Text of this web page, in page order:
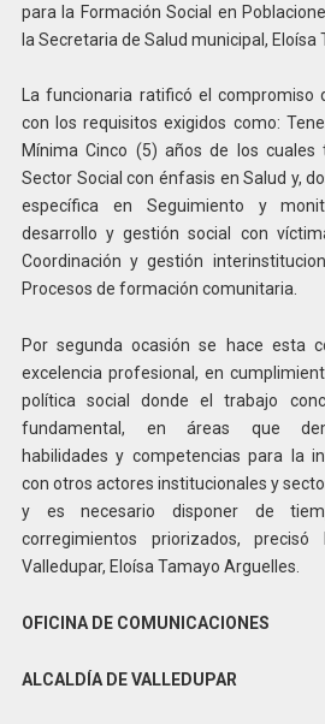
para la Formación Social en
la Secretaria de Salud municipal, Eloísa
La funcionaria ratificó el compromiso
con los requisitos exigidos como:
Mínima Cinco (5) años de los
Sector Social con énfasis en Salud y,
específica en Seguimiento y
desarrollo y gestión social con
Coordinación y gestión
Procesos de formación comunitaria.
Por segunda ocasión se hace esta
excelencia profesional, en
política social donde el trabajo
fundamental, en áreas que
habilidades y competencias para la
con otros actores institucionales y
y es necesario disponer de
corregimientos priorizados,
Valledupar, Eloísa Tamayo Arguelles.
OFICINA DE COMUNICACIONES
ALCALDÍA DE VALLEDUPAR